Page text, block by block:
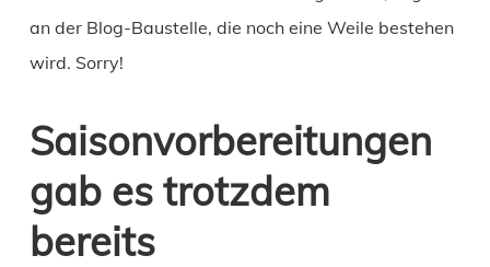
an der Blog-Baustelle, die noch eine Weile bestehen
wird. Sorry!
Saisonvorbereitungen
gab es trotzdem
bereits